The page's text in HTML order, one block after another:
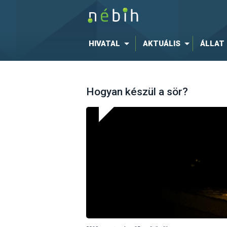
HIVATAL AKTUÁLIS ÁLLAT
Hogyan készül a sör?